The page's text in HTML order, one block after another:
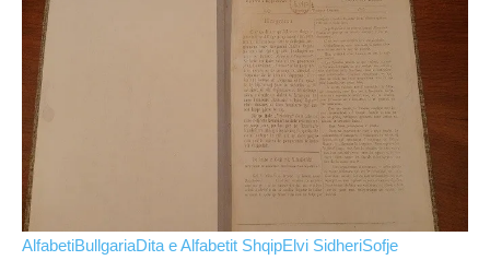
AlfabetiBullgariaDita e Alfabetit ShqipElvi SidheriSofje